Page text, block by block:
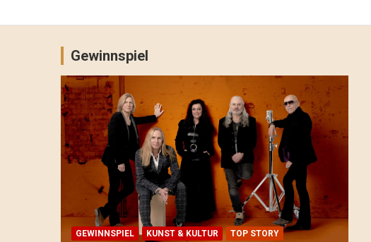
Gewinnspiel
GEWINNSPIEL KUNST & KULTUR TOP STORY